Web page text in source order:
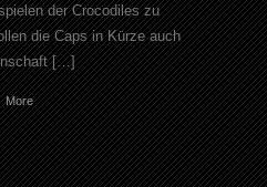
der Crocodiles zu
die Caps in Kürze auch
[…]
More